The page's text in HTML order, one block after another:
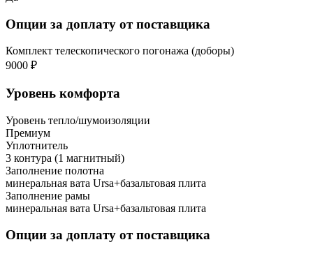
Опции за доплату от поставщика
Комплект телескопического погонажа (доборы)
9000 ₽
Уровень комфорта
Уровень тепло/шумоизоляции
Премиум
Уплотнитель
3 контура (1 магнитный)
Заполнение полотна
минеральная вата Ursa+базальтовая плита
Заполнение рамы
минеральная вата Ursa+базальтовая плита
Опции за доплату от поставщика